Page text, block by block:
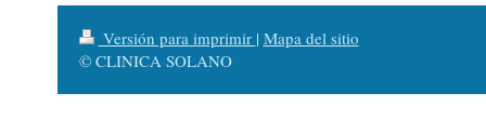
Versión para imprimir | Mapa del sitio
© CLINICA SOLANO